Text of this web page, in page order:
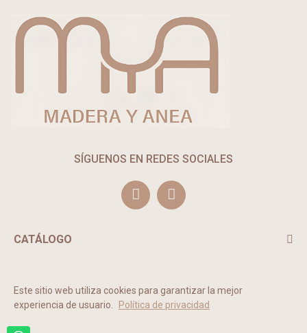
SÍGUENOS EN REDES SOCIALES
CATÁLOGO
Este sitio web utiliza cookies para garantizar la mejor
experiencia de usuario.
Política de privacidad